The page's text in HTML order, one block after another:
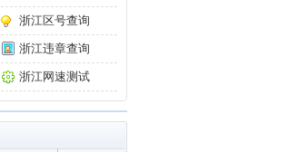
浙江区号查询
浙江违章查询
浙江网速测试